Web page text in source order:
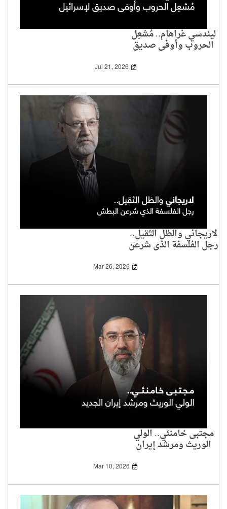
ليندسي غراهام.. مُشعِل
الحروب وأوفى صديق
لإسرائيل
Jul 21, 2026
لاريجاني والظل الثقيل..
رجل الفلسفة الذي شرعن
Mar 26, 2026
مجتبى خامنئي.. الولي
الوريث ومرشد إيران
Mar 10, 2026